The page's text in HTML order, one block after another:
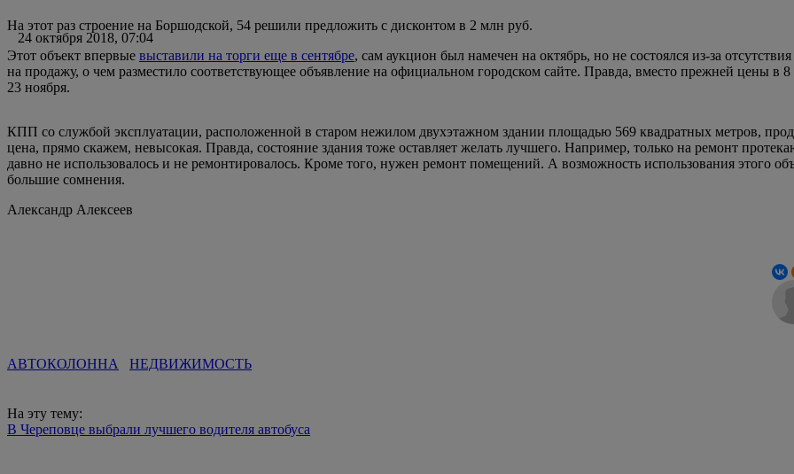
24 октября 2018, 07:04
На этот раз строение на Боршодской, 54 решили предложить с дисконтом в 2 млн руб.
Этот объект впервые выставили на торги еще в сентябре, сам аукцион был намечен на октябрь, но не состоялся из-за
на продажу, о чем разместило соответствующее объявление на официальном городском сайте. Правда, вместо прежней цены
23 ноября.
КПП со службой эксплуатации, расположенной в старом нежилом двухэтажном здании площадью 569 квадратных метров,
цена, прямо скажем, невысокая. Правда, состояние здания тоже оставляет желать лучшего. Например, только на ремонт
давно не использовалось и не ремонтировалось. Кроме того, нужен ремонт помещений. А возможность использования этого
большие сомнения.
Александр Алексеев
АВТОКОЛОННА НЕДВИЖИМОСТЬ
На эту тему:
В Череповце выбрали лучшего водителя автобуса